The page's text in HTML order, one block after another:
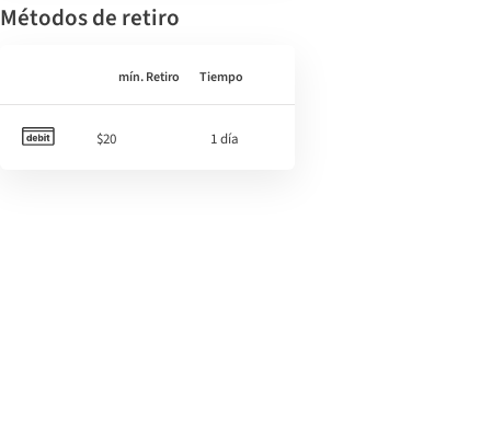
Métodos de retiro
mín. Retiro Tiempo
$20 1 día